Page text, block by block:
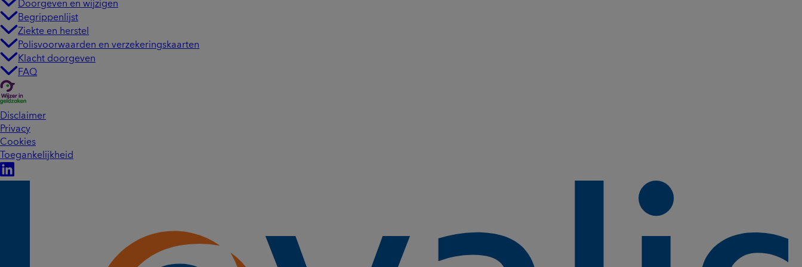
Doorgeven en wijzigen
Begrippenlijst
Ziekte en herstel
Polisvoorwaarden en verzekeringskaarten
Klacht doorgeven
FAQ
Disclaimer
Privacy
Cookies
Toegankelijkheid